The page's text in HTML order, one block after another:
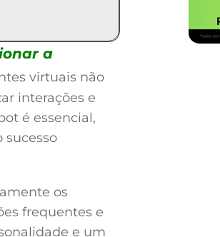
a
virtuais não
interações e
é essencial,
sucesso
os
frequentes e
e um